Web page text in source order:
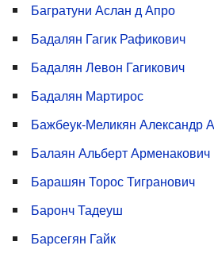
Багратуни Аслан д Апро
Бадалян Гагик Рафикович
Бадалян Левон Гагикович
Бадалян Мартирос
Бажбеук-Меликян Александр
Балаян Альберт Арменакович
Барашян Торос Тигранович
Баронч Тадеуш
Барсегян Гайк